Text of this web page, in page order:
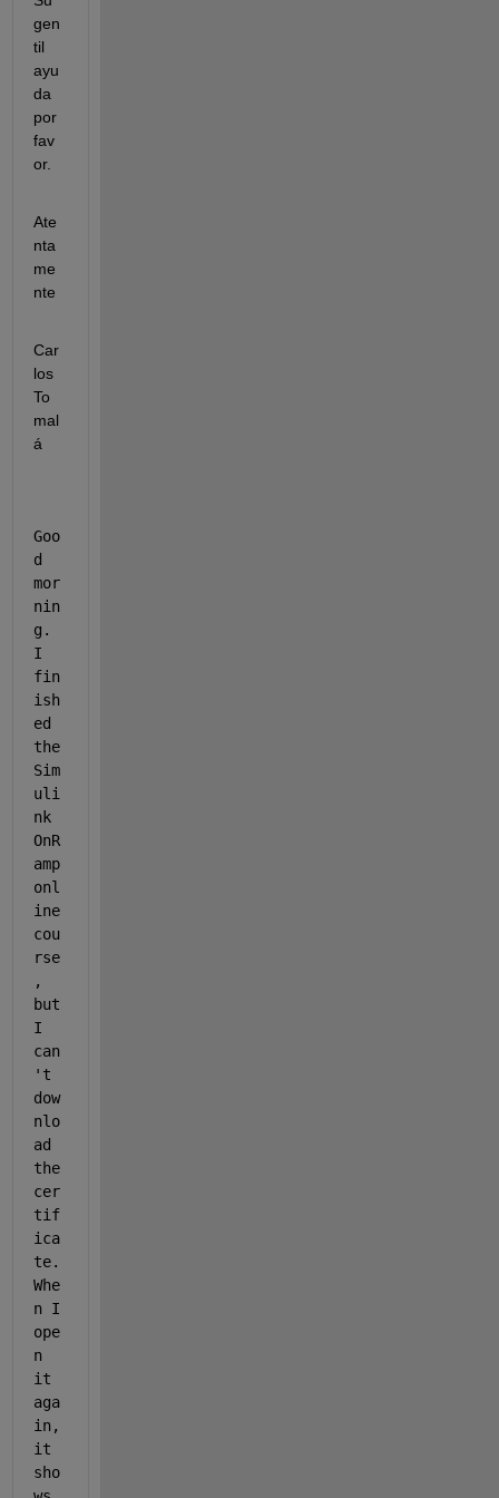
gen
til
ayu
da
por
fav
or.
Ate
nta
me
nte
Car
los
To
mal
á
Goo
d
mor
nin
g.
I
fin
ish
ed
the
Sim
uli
nk
OnR
amp
onl
ine
cou
rse
,
but
I
can
't
dow
nlo
ad
the
cer
tif
ica
te.
Whe
n I
ope
n
it
aga
in,
it
sho